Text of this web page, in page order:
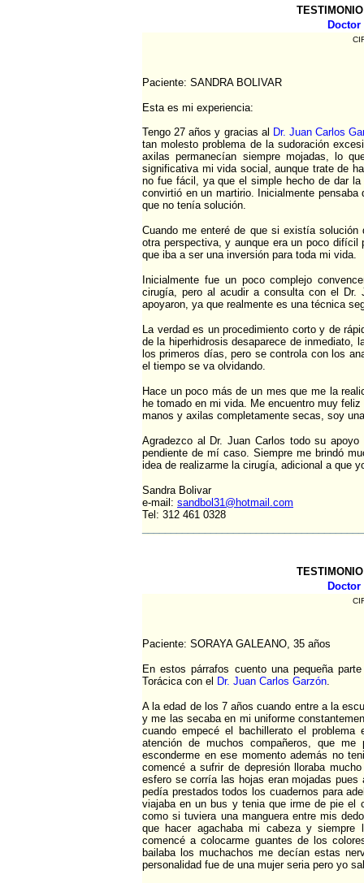
Paciente: SANDRA BOLIVAR
Esta es mi experiencia:
Tengo 27 años y gracias al Dr. Juan Carlos
tan molesto problema de la sudoración
axilas permanecían siempre mojadas, lo
significativa mi vida social, aunque trate de
no fue fácil, ya que el simple hecho de dar
convirtió en un martirio. Inicialmente
que no tenía solución.
Cuando me enteré de que si existía
otra perspectiva, y aunque era un poco
que iba a ser una inversión para toda mi vida.
Inicialmente fue un poco complejo
cirugía, pero al acudir a consulta con el
apoyaron, ya que realmente es una técnica
La verdad es un procedimiento corto y de
de la hiperhidrosis desaparece de inmediato,
los primeros días, pero se controla con los
el tiempo se va olvidando.
Hace un poco más de un mes que me la
he tomado en mi vida. Me encuentro muy
manos y axilas completamente secas, soy
Agradezco al Dr. Juan Carlos todo su
pendiente de mí caso. Siempre me brindó
idea de realizarme la cirugía, adicional a que
Sandra Bolivar
e-mail: sandbol31@hotmail.com
Tel: 312 461 0328
Paciente: SORAYA GALEANO, 35 años
En estos párrafos cuento una pequeña
Torácica con el Dr. Juan Carlos Garzón.
A la edad de los 7 años cuando entre a la
y me las secaba en mi uniforme
cuando empecé el bachillerato el
atención de muchos compañeros, que
esconderme en ese momento además no
comencé a sufrir de depresión lloraba
esfero se corría las hojas eran mojadas
pedía prestados todos los cuadernos para
viajaba en un bus y tenia que irme de pie el
como si tuviera una manguera entre mis
que hacer agachaba mi cabeza y
comencé a colocarme guantes de los
bailaba los muchachos me decían estas
personalidad fue de una mujer seria pero yo